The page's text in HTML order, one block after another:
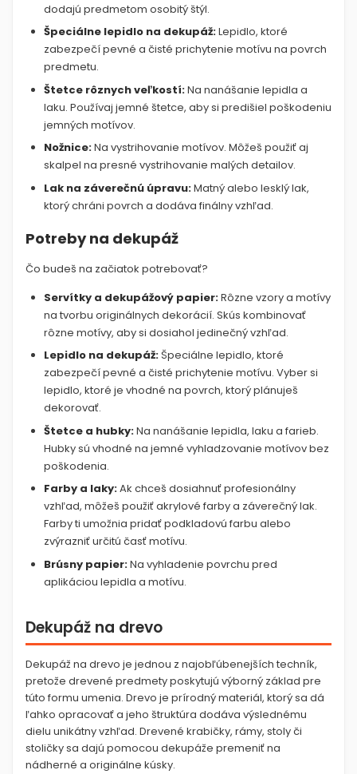
dodajú predmetom osobitý štýl.
Špeciálne lepidlo na dekupáž:Lepidlo, ktoré
zabezpečí pevné a čisté prichytenie motívu na povrch
predmetu.
Štetce rôznych veľkostí:Na nanášanie lepidla a
laku. Používaj jemné štetce, aby si predišiel poškodeniu
jemných motívov.
Nožnice:Na vystrihovanie motívov. Môžeš použiť aj
skalpel na presné vystrihovanie malých detailov.
Lak na záverečnú úpravu:Matný alebo lesklý lak,
ktorý chráni povrch a dodáva finálny vzhľad.
Potreby na dekupáž
Čo budeš na začiatok potrebovať?
Servítky a dekupážový papier:Rôzne vzory a motívy
na tvorbu originálnych dekorácií. Skús kombinovať
rôzne motívy, aby si dosiahol jedinečný vzhľad.
Lepidlo na dekupáž:Špeciálne lepidlo, ktoré
zabezpečí pevné a čisté prichytenie motívu. Vyber si
lepidlo, ktoré je vhodné na povrch, ktorý plánuješ
dekorovať.
Štetce a hubky:Na nanášanie lepidla, laku a farieb.
Hubky sú vhodné na jemné vyhladzovanie motívov bez
poškodenia.
Farby a laky:Ak chceš dosiahnuť profesionálny
vzhľad, môžeš použiť akrylové farby a záverečný lak.
Farby ti umožnia pridať podkladovú farbu alebo
zvýrazniť určitú časť motívu.
Brúsny papier:Na vyhladenie povrchu pred
aplikáciou lepidla a motívu.
Dekupáž na drevo
Dekupáž na drevo je jednou z najobľúbenejších techník,
pretože drevené predmety poskytujú výborný základ pre
túto formu umenia. Drevo je prírodný materiál, ktorý sa dá
ľahko opracovať a jeho štruktúra dodáva výslednému
dielu unikátny vzhľad. Drevené krabičky, rámy, stoly či
stoličky sa dajú pomocou dekupáže premeniť na
nádherné a originálne kúsky.